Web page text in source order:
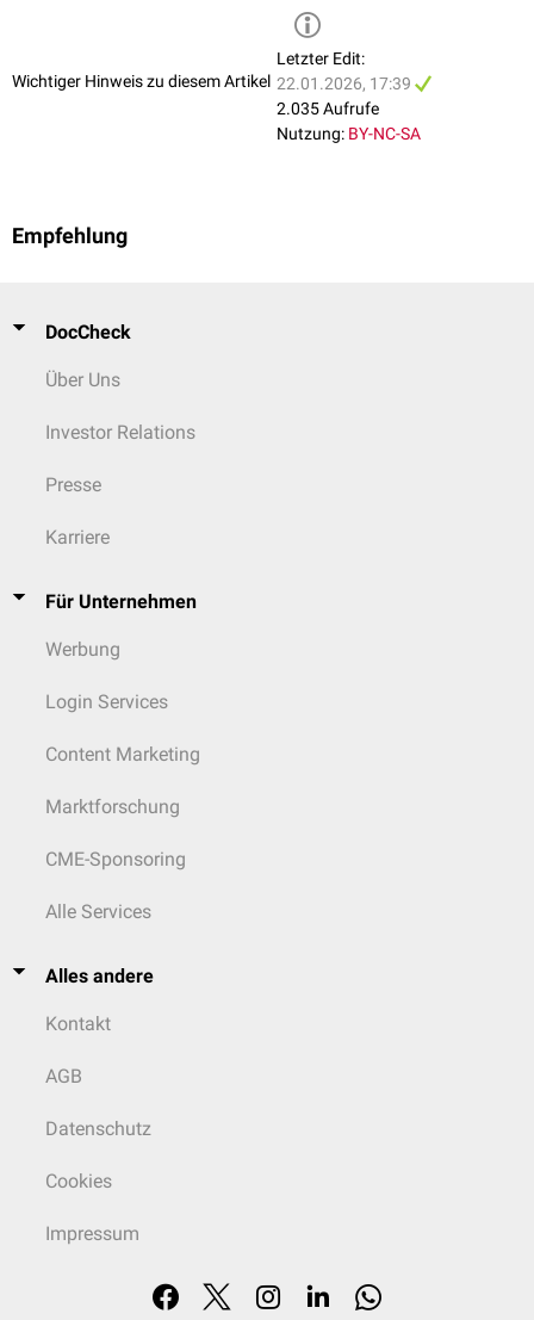
undobstruktiven
Lungenerkrankungen
Guidelines: Emergency, Point-of-Care, and Clinical Ultrasound
, Ann Emerg Med, 2023
Wichtiger Hinweis zu diesem Artikel
Letzter Edit:
22.01.2026, 17:39
2.035 Aufrufe
Nutzung: BY-NC-SA
Empfehlung
DocCheck
Über Uns
Investor Relations
Presse
Karriere
Für Unternehmen
Werbung
Login Services
Content Marketing
Marktforschung
CME-Sponsoring
Alle Services
Alles andere
Kontakt
AGB
Datenschutz
Cookies
Impressum